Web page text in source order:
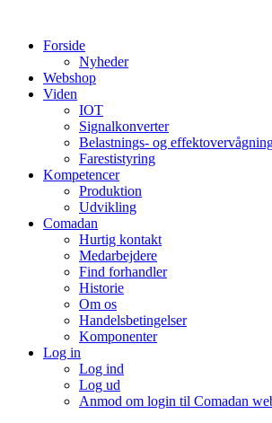
indholdForside
Nyheder
Webshop
Viden
IOT
Signalkonverter
Belastnings- og
Farestistyring
Kompetencer
Produktion
Udvikling
Comadan
Hurtig kontakt
Medarbejdere
Find forhandler
Historie
Om os
Handelsbetingelser
Komponenter
Log in
Log ind
Log ud
Anmod om login til Comadan